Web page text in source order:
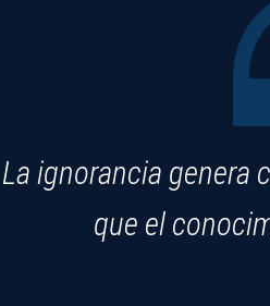
La ignorancia genera
que el